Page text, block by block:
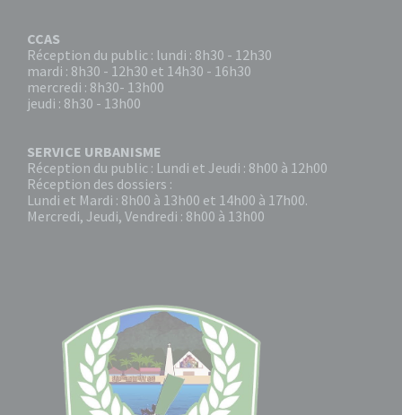
CCAS
Réception du public : lundi : 8h30 - 12h30
mardi : 8h30 - 12h30 et 14h30 - 16h30
mercredi : 8h30- 13h00
jeudi : 8h30 - 13h00
SERVICE URBANISME
Réception du public : Lundi et Jeudi : 8h00 à 12h00
Réception des dossiers :
Lundi et Mardi : 8h00 à 13h00 et 14h00 à 17h00.
Mercredi, Jeudi, Vendredi : 8h00 à 13h00